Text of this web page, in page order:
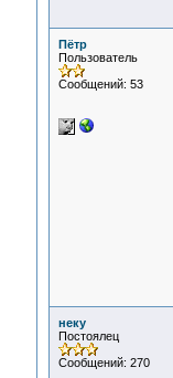
Пётр
Пользователь
Сообщений: 53
неку
Постоялец
Сообщений: 270